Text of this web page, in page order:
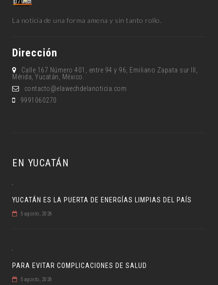
La noticia de una forma amena y sin tanto rollo.
Dirección
Calle 167 Número 401, entre 94 y 96, Emiliano Zapata sur lll,
Mérida, Yucatán, México.
contacto@elawechdelanoticia.com
9991060270
EN YUCATÁN
YUCATÁN ES LA PUERTA DE ENERGÍAS LIMPIAS DEL PAÍS
5 agosto, 2026
PARA EVITAR COMPLICACIONES DE SALUD
5 agosto, 2026